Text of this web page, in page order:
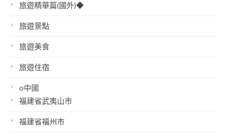
旅遊精華篇(國外)◆
旅遊景點
旅遊美食
旅遊住宿
o中國
福建省武夷山市
福建省福州市